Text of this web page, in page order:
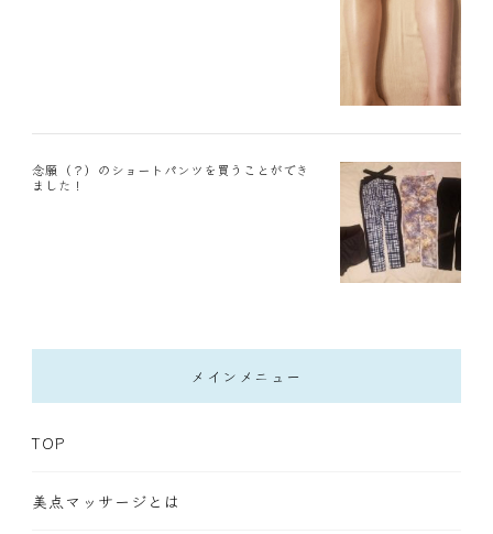
念願（？）のショートパンツを買うことができ
ました！
メインメニュー
TOP
美点マッサージとは